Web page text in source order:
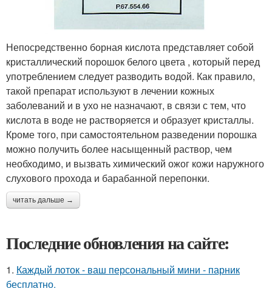
Непосредственно борная кислота представляет собой
кристаллический порошок белого цвета , который перед
употреблением следует разводить водой. Как правило,
такой препарат используют в лечении кожных
заболеваний и в ухо не назначают, в связи с тем, что
кислота в воде не растворяется и образует кристаллы.
Кроме того, при самостоятельном разведении порошка
можно получить более насыщенный раствор, чем
необходимо, и вызвать химический ожог кожи наружного
слухового прохода и барабанной перепонки.
читать дальше →
Последние обновления на сайте:
1. Каждый лоток - ваш персональный мини - парник
бесплатно.